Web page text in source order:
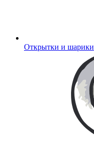
Открытки и шарики